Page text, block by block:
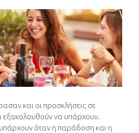
και οι προσκλήσεις σε
εξακολουθούν να υπάρχουν.
όταν η παράδοση και η